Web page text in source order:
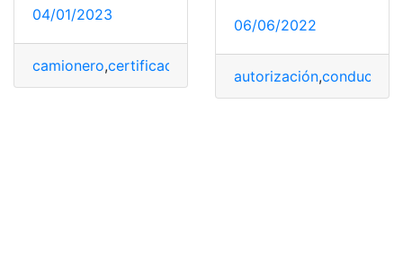
04/01/2023
camionero,certificado de conductor Conductor
06/06/2022
autorización,